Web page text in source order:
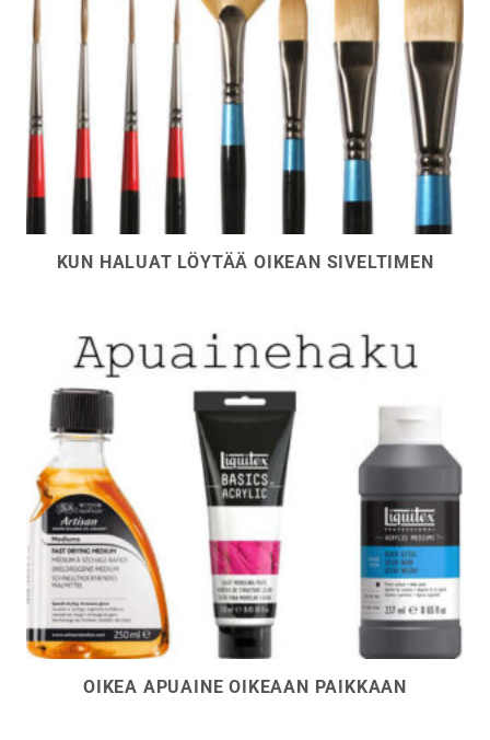
KUN HALUAT LÖYTÄÄ OIKEAN SIVELTIMEN
OIKEA APUAINE OIKEAAN PAIKKAAN